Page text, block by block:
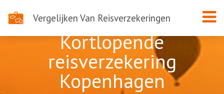
Vergelijken Van Reisverzekeringen
Kortlopende
reisverzekering
Kopenhagen